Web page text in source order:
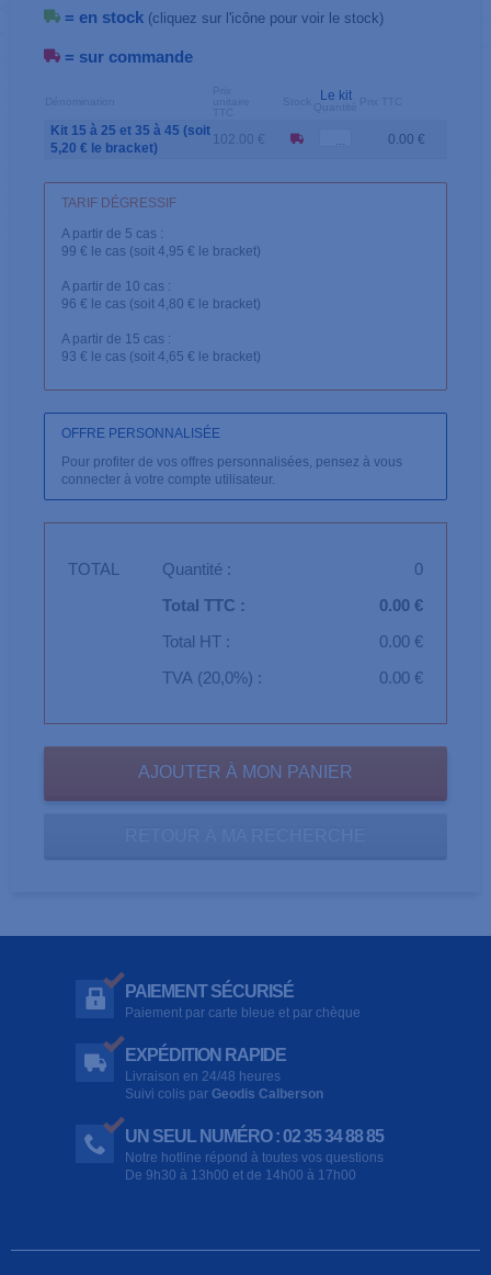
= en stock (cliquez sur l'icône pour voir le stock)
= sur commande
Le kit
Kit 15 à 25 et 35 à 45 (soit
5,20 € le bracket)
102.00 € 0.00 €
TARIF DÉGRESSIF
A partir de 5 cas :
99 € le cas (soit 4,95 € le bracket)
A partir de 10 cas :
96 € le cas (soit 4,80 € le bracket)
A partir de 15 cas :
93 € le cas (soit 4,65 € le bracket)
OFFRE PERSONNALISÉE
Pour profiter de vos offres personnalisées, pensez à vous
connecter à votre compte utilisateur.
TOTAL Quantité :
0
Total TTC :
0.00 €
Total HT :
0.00 €
TVA (20,0%) :
0.00 €
PAIEMENT SÉCURISÉ
Paiement par carte bleue et par chèque
EXPÉDITION RAPIDE
Livraison en 24/48 heures
Suivi colis par Geodis Calberson
UN SEUL NUMÉRO : 02 35 34 88 85
Notre hotline répond à toutes vos questions
De 9h30 à 13h00 et de 14h00 à 17h00